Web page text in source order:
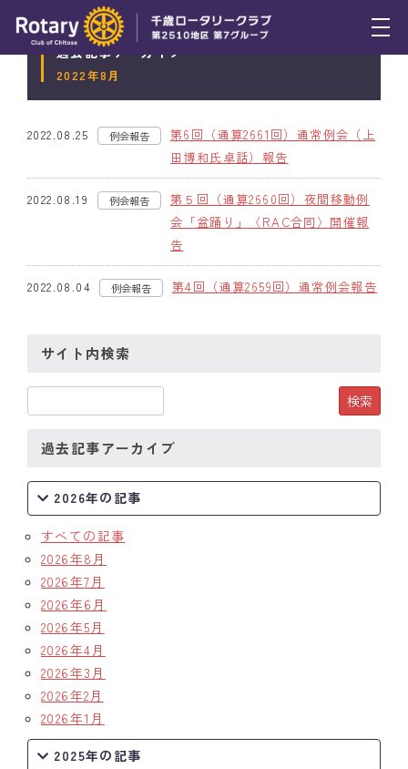
トピックス
理事会報告
年間プログラム
組織図
クラブの歴史
歴代会長・幹事
記念誌
案内
例会場・事務局の案内
リンク集
情報公開
入会のご案内
過去記事アーカイブ
2022年8月
2022.08.25 例会報告
第6回（通算2661回）通常例会（上
田博和氏卓話）報告
2022.08.19 例会報告
第５回（通算2660回）夜間移動例
会「盆踊り」〈RAC合同〉開催報
告
2022.08.04 例会報告 第4回（通算2659回）通常例会報告
サイト内検索
過去記事アーカイブ
2026年の記事
すべての記事
2026年8月
2026年7月
2026年6月
2026年5月
2026年4月
2026年3月
2026年2月
2026年1月
2025年の記事